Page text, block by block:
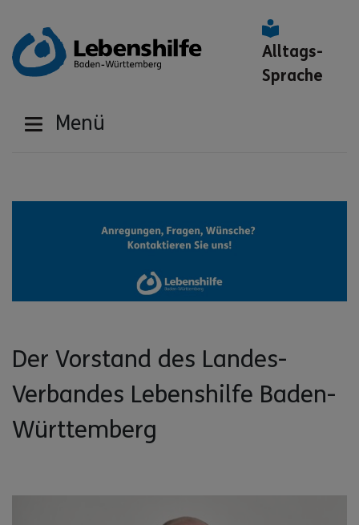
Alltags-
Sprache
Menü
Der Vorstand des Landes-
Verbandes Lebenshilfe Baden-
Württemberg